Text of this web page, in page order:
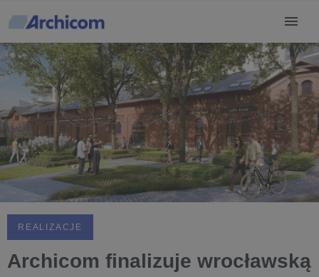
REALIZACJE
Archicom finalizuje wrocławską